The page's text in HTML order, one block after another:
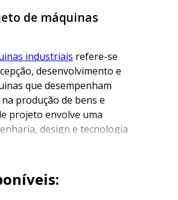
de máquinas
industriais refere-se
desenvolvimento e
que desempenham
produção de bens e
projeto envolve uma
design e tecnologia
que sejam eficientes,
indústrias.